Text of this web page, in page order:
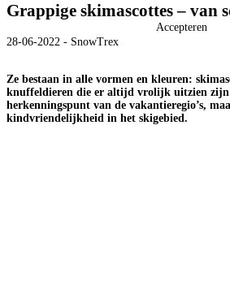
Accepteren
Grappige skimascottes – van
28-06-2022 - SnowTrex
Ze bestaan in alle vormen en kleuren:
knuffeldieren die er altijd vrolijk uitzien zijn
herkenningspunt van de vakantieregio’s,
kindvriendelijkheid in het skigebied.